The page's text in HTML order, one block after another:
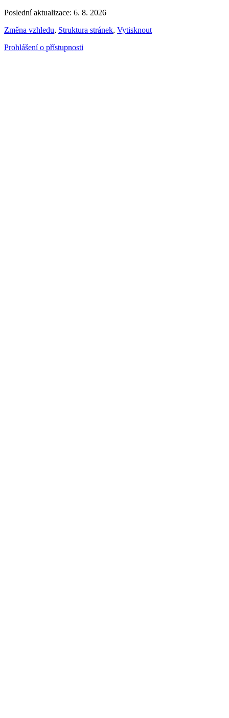
Poslední aktualizace: 6. 8. 2026
Změna vzhledu, Struktura stránek, Vytisknout
Prohlášení o přístupnosti